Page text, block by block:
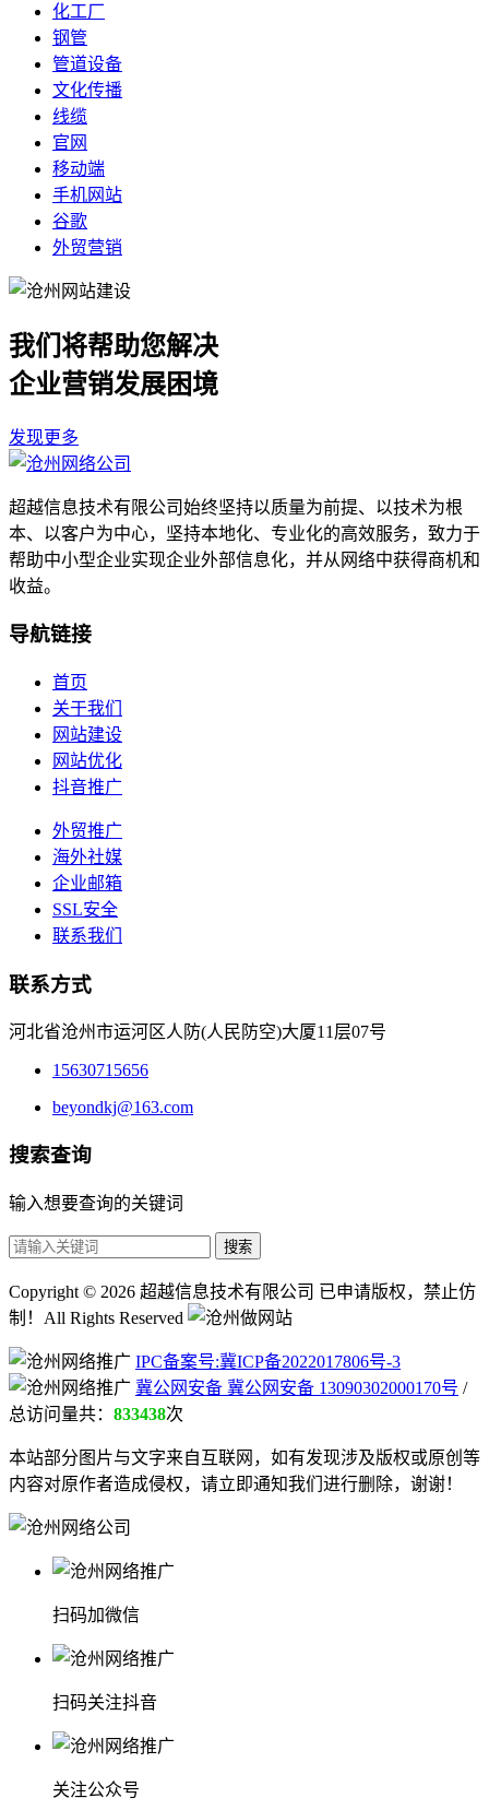
化工厂
钢管
管道设备
文化传播
线缆
官网
移动端
手机网站
谷歌
外贸营销
我们将帮助您解决
企业营销发展困境
发现更多
超越信息技术有限公司始终坚持以质量为前提、以技术为根
本、以客户为中心，坚持本地化、专业化的高效服务，致力于
帮助中小型企业实现企业外部信息化，并从网络中获得商机和
收益。
导航链接
首页
关于我们
网站建设
网站优化
抖音推广
外贸推广
海外社媒
企业邮箱
SSL安全
联系我们
联系方式
河北省沧州市运河区人防(人民防空)大厦11层07号
15630715656
beyondkj@163.com
搜索查询
输入想要查询的关键词
搜索
Copyright © 2026 超越信息技术有限公司 已申请版权，禁止仿
制！All Rights Reserved
IPC备案号:冀ICP备2022017806号-3
冀公网安备 冀公网安备 13090302000170号 /
总访问量共： 833438次
本站部分图片与文字来自互联网，如有发现涉及版权或原创等
内容对原作者造成侵权，请立即通知我们进行删除，谢谢！
扫码加微信
扫码关注抖音
关注公众号